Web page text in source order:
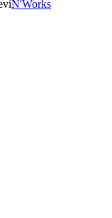
N'Works